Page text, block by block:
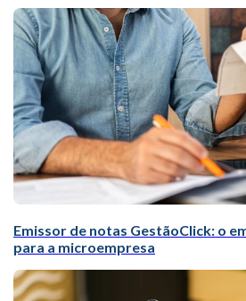
Emissor de notas GestãoClick: o
para a microempresa